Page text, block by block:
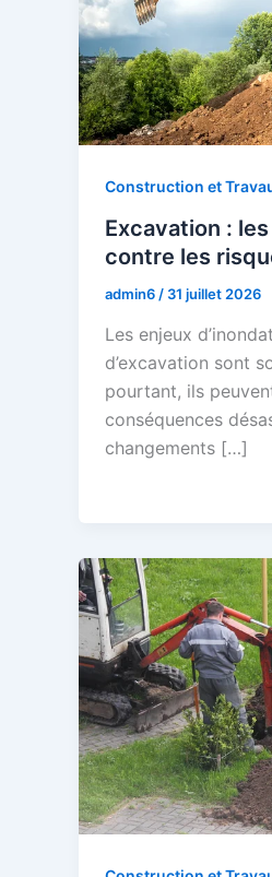
Construction et
Excavation :
contre les
admin6 / 31 juillet 2026
Les enjeux
d’excavation sont
pourtant, ils
conséquences
changements […]